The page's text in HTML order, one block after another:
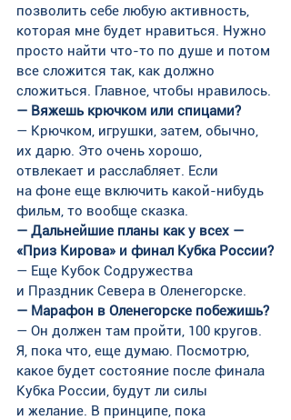
позволить себе любую активность,
которая мне будет нравиться. Нужно
просто найти что-то по душе и потом
все сложится так, как должно
сложиться. Главное, чтобы нравилось.
— Вяжешь крючком или спицами?
— Крючком, игрушки, затем, обычно,
их дарю. Это очень хорошо,
отвлекает и расслабляет. Если
на фоне еще включить какой-нибудь
фильм, то вообще сказка.
— Дальнейшие планы как у всех —
«Приз Кирова» и финал Кубка России?
— Еще Кубок Содружества
и Праздник Севера в Оленегорске.
— Марафон в Оленегорске побежишь?
— Он должен там пройти, 100 кругов.
Я, пока что, еще думаю. Посмотрю,
какое будет состояние после финала
Кубка России, будут ли силы
и желание. В принципе, пока